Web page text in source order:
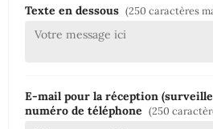
Texte en dessous (250 caractères
E-mail pour la réception
numéro de téléphone (250